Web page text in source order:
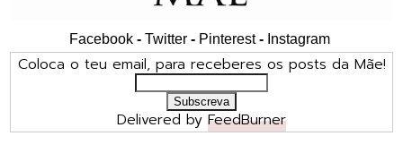
Facebook - Twitter - Pinterest- Instagram
Coloca o teu email, para receberes os posts da Mãe!
Delivered by FeedBurner